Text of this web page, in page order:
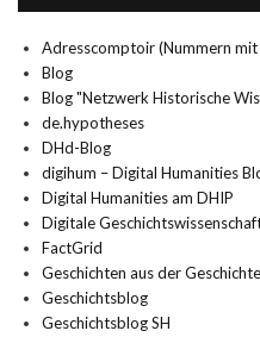
Adresscomptoir (Nummern
Blog
Blog "Netzwerk Historische
de.hypotheses
DHd-Blog
digihum – Digital Humanities
Digital Humanities am DHIP
Digitale
FactGrid
Geschichten aus der Geschichte
Geschichtsblog
Geschichtsblog SH